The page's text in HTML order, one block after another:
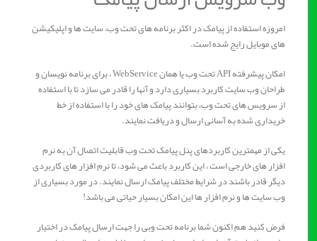
امروزه استفاده از پیامک در اکثر برنامه های تحت وب، سایت ها و اپلیکیشن
های موبایل رایج شده است.
امکان پیشرفته API تحت وب یا همان WebService ، برای برنامه نویسان و
طراحان وب سایت کاربرد بسیاری دارد و آنها را قادر می سازد تا با استفاده
از سرویس های تحت وب، بتوانند پیامک های خود را با استفاده از خط
خریداری شده به آسانی ارسال و دریافت نمایند.
یکی از مهمترین کاربردهای پنل پیامک تحت وب قابلیت اتصال آن به نرم
افزار های خارجی است ، این کاربرد باعث می شود، تا نرم افزار های کاربردی
دیگر قادر باشند در شرایط مختلف پیامک ارسال نمایند. در مورد بسیاری از
وب سایت ها و نرم افزار ها این امکان بسیار حیاتی می باشد!
فرض کنید هم اکنون شما برنامه تحت وبی را جهت ارسال پیامک در اختیار